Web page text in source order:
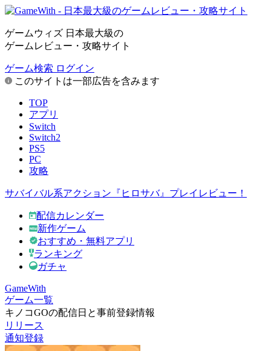
ゲームウィズ 日本最大級の
ゲームレビュー・攻略サイト
ゲーム検索 ログイン
このサイトは一部広告を含みます
TOP
アプリ
Switch
Switch2
PS5
PC
攻略
サバイバル系アクション『ヒロサバ』プレイレビュー！
配信カレンダー
新作ゲーム
おすすめ・無料アプリ
ランキング
ガチャ
GameWith
ゲーム一覧
キノコGOの配信日と事前登録情報
リリース
通知登録